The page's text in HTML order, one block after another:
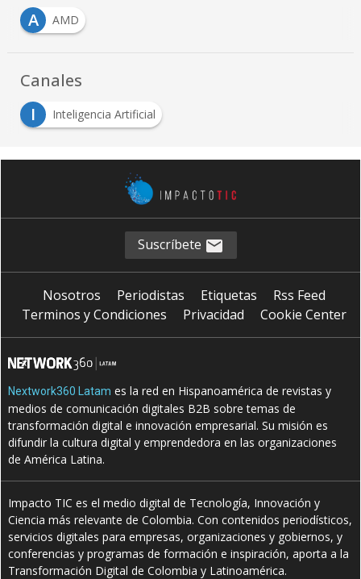
A AMD
Canales
I
Inteligencia Artificial
Suscríbete
Nosotros Periodistas Etiquetas
Rss Feed
Terminos y Condiciones
Privacidad Cookie Center
Nextwork360 Latam es la red en Hispanoamérica de revistas y
medios de comunicación digitales B2B sobre temas de
transformación digital e innovación empresarial. Su misión es
difundir la cultura digital y emprendedora en las organizaciones
de América Latina.
Impacto TIC es el medio digital de Tecnología, Innovación y
Ciencia más relevante de Colombia. Con contenidos periodísticos,
servicios digitales para empresas, organizaciones y gobiernos, y
conferencias y programas de formación e inspiración, aporta a la
Transformación Digital de Colombia y Latinoamérica.